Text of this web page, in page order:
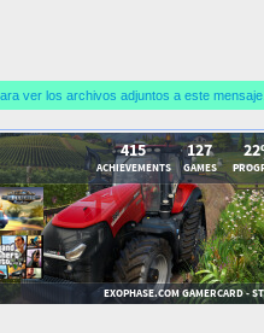
ver los archivos adjuntos a este mensaje.